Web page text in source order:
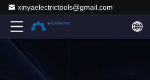
xinyaelectrictools@gmail.com